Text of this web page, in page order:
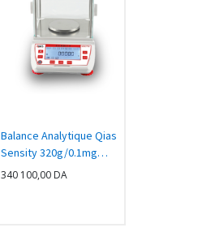
Balance Analytique Qias
Sensity 320g/0.1mg
Calibration interne
340 100,00DA